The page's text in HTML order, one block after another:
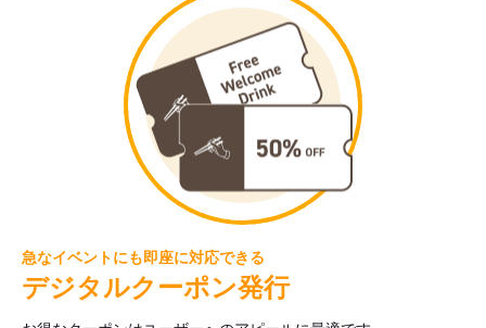
急なイベントにも即座に対応できる
デジタルクーポン発行